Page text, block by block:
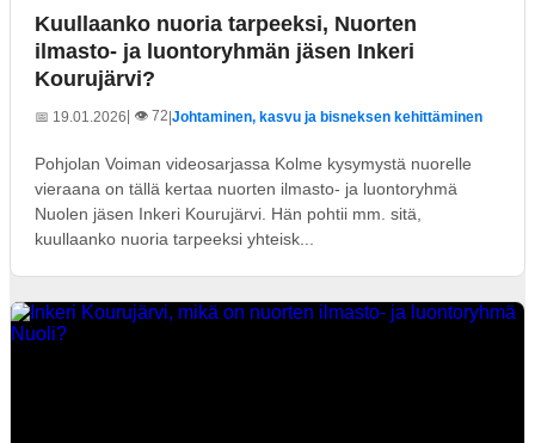
Kuullaanko nuoria tarpeeksi, Nuorten
ilmasto- ja luontoryhmän jäsen Inkeri
Kourujärvi?
📅 19.01.2026| 👁️ 72 Johtaminen, kasvu ja bisneksen kehittäminen
Pohjolan Voiman videosarjassa Kolme kysymystä nuorelle
vieraana on tällä kertaa nuorten ilmasto- ja luontoryhmä
Nuolen jäsen Inkeri Kourujärvi. Hän pohtii mm. sitä,
kuullaanko nuoria tarpeeksi yhteisk...